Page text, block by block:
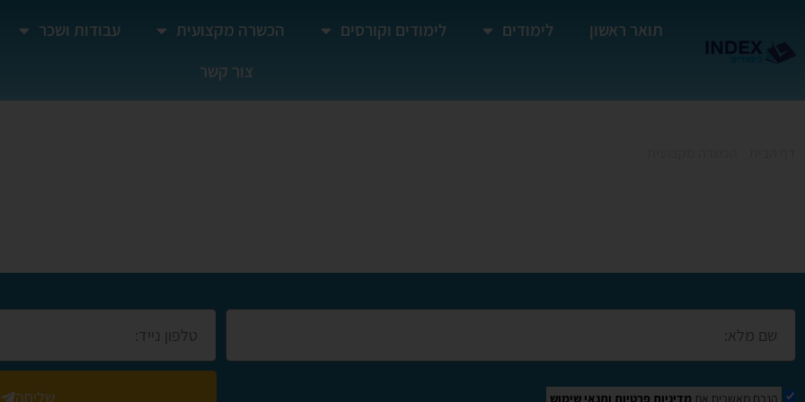
תואר ראשון לימודים לימודים וקורסים הכשרה מקצועית
עבודות ושכר
צור קשר
הנכם מאשרים את מדיניות פרטיות ותנאי שימוש שליחה